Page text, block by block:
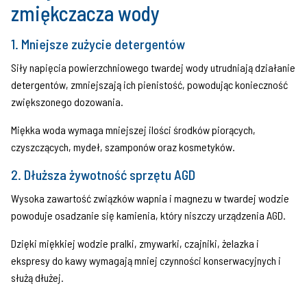
kropelek)
szklana menzurka,
strzykawka 5ml.
Testy kropelkowe zostały zaprojektowane w sposób
umożliwiający przeprowadzenie szybkiego pomiaru
w warunkach domowych zarówno przez
zmiękczacza wody
1. Mniejsze zużycie detergentów
Siły napięcia powierzchniowego twardej wody utrudniają działanie
detergentów, zmniejszają ich pienistość, powodując konieczność
zwiększonego dozowania.
Miękka woda wymaga mniejszej ilości środków piorących,
czyszczących, mydeł, szamponów oraz kosmetyków.
2. Dłuższa żywotność sprzętu AGD
Wysoka zawartość związków wapnia i magnezu w twardej wodzie
powoduje osadzanie się kamienia, który niszczy urządzenia AGD.
Dzięki miękkiej wodzie pralki, zmywarki, czajniki, żelazka i
ekspresy do kawy wymagają mniej czynności konserwacyjnych i
służą dłużej.